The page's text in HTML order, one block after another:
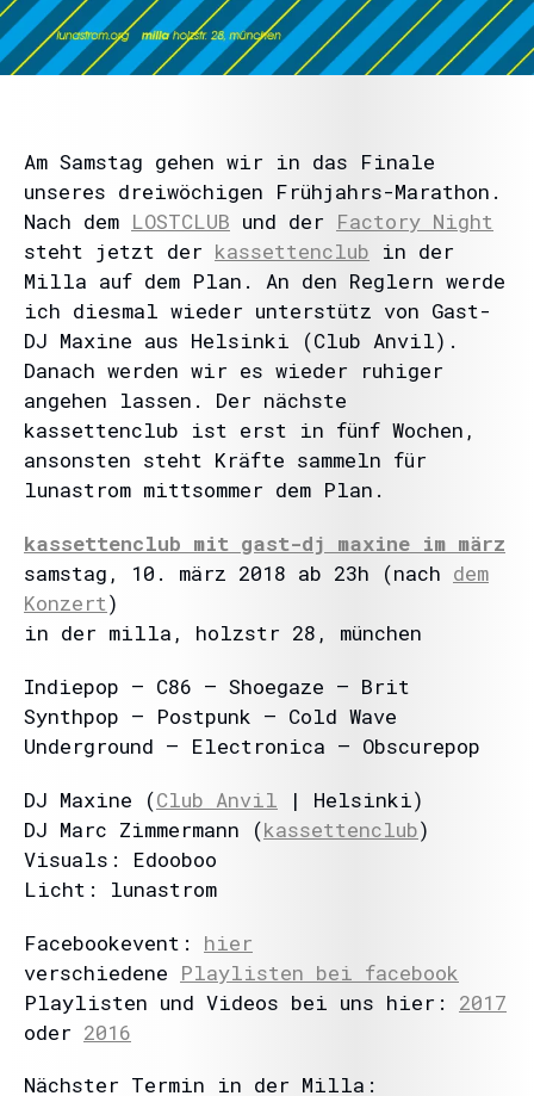
Am Samstag gehen wir in das Finale
unseres dreiwöchigen Frühjahrs-Marathon.
Nach dem LOSTCLUB und der Factory Night
steht jetzt der kassettenclub in der
Milla auf dem Plan. An den Reglern werde
ich diesmal wieder unterstütz von Gast-
DJ Maxine aus Helsinki (Club Anvil).
Danach werden wir es wieder ruhiger
angehen lassen. Der nächste
kassettenclub ist erst in fünf Wochen,
ansonsten steht Kräfte sammeln für
lunastrom mittsommer dem Plan.
kassettenclub mit gast-dj maxine im märz
samstag, 10. märz 2018 ab 23h (nach dem
Konzert)
in der milla, holzstr 28, münchen
Indiepop – C86 – Shoegaze – Brit
Synthpop – Postpunk – Cold Wave
Underground – Electronica – Obscurepop
DJ Maxine (Club Anvil | Helsinki)
DJ Marc Zimmermann (kassettenclub)
Visuals: Edooboo
Licht: lunastrom
Facebookevent: hier
verschiedene Playlisten bei facebook
Playlisten und Videos bei uns hier: 2017
oder 2016
Nächster Termin in der Milla: